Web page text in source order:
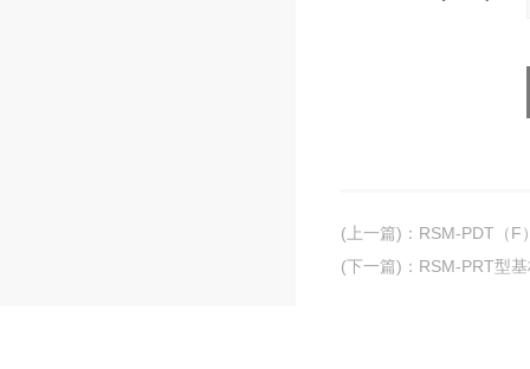
(上一篇) ： RSM-PDT（F
(下一篇) ： RSM-PRT型